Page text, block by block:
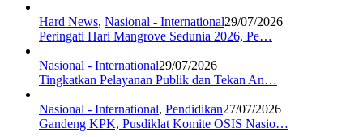
Hard News, Nasional - International29/07/2026
Peringati Hari Mangrove Sedunia 2026, Pe…
Nasional - International29/07/2026
Tingkatkan Pelayanan Publik dan Tekan An…
Nasional - International, Pendidikan27/07/2026
Gandeng KPK, Pusdiklat Komite OSIS Nasio…